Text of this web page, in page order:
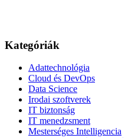
Kategóriák
Adattechnológia
Cloud és DevOps
Data Science
Irodai szoftverek
IT biztonság
IT menedzsment
Mesterséges Intelligencia